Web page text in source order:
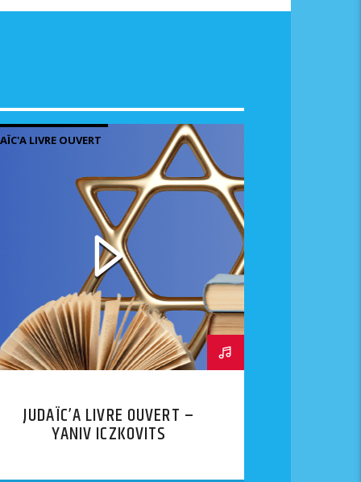
LIVRE OUVERT
JUDAÏC’A LIVRE OUVERT –
YANIV ICZKOVITS